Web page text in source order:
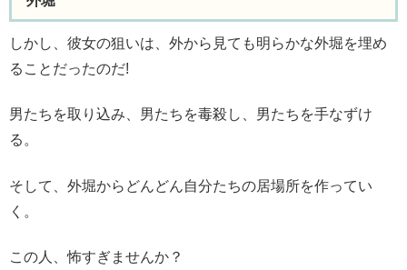
しかし、彼女の狙いは、外から見ても明らかな外堀を埋め
ることだったのだ!
男たちを取り込み、男たちを毒殺し、男たちを手なずけ
る。
そして、外堀からどんどん自分たちの居場所を作ってい
く。
この人、怖すぎませんか？